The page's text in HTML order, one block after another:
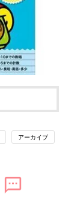
アーカイブ